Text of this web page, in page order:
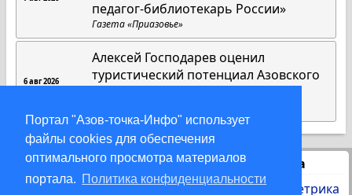
Портал "Азов-точка-Инфо" использует
файлы cookies для обеспечения
оптимального просмотра материалов
портала. Политика конфиденциальности
педагог-библиотекарь России»
Газета «Приазовье»
6 авг 2026
Алексей Господарев оценил
туристический потенциал Азовского
Статистика